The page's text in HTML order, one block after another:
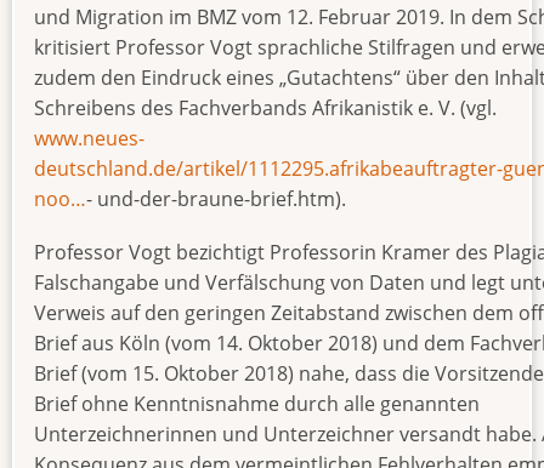
und Migration im BMZ vom 12. Februar 2019. In dem
kritisiert Professor Vogt sprachliche Stilfragen und
zudem den Eindruck eines „Gutachtens“ über den
Schreibens des Fachverbands Afrikanistik e. V. (vgl.
www.neues-
deutschland.de/artikel/1112295.afrikabeauftragter-
noo…- und-der-braune-brief.htm).
Professor Vogt bezichtigt Professorin Kramer des
Falschangabe und Verfälschung von Daten und legt
Verweis auf den geringen Zeitabstand zwischen dem
Brief aus Köln (vom 14. Oktober 2018) und dem
Brief (vom 15. Oktober 2018) nahe, dass die
Brief ohne Kenntnisnahme durch alle genannten
Unterzeichnerinnen und Unterzeichner versandt habe.